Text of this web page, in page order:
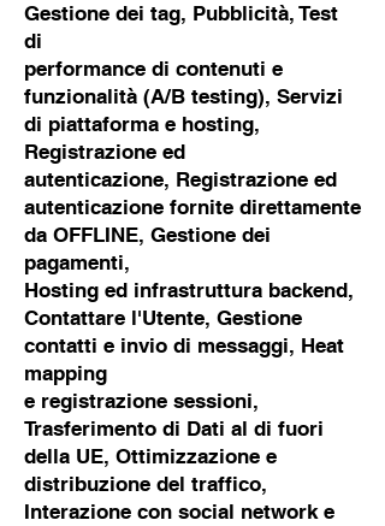
Gestione dei tag, Pubblicità, Test
di
performance di contenuti e
funzionalità (A/B testing), Servizi
di piattaforma e hosting,
Registrazione ed
autenticazione, Registrazione ed
autenticazione fornite direttamente
da OFFLINE, Gestione dei
pagamenti,
Hosting ed infrastruttura backend,
Contattare l'Utente, Gestione
contatti e invio di messaggi, Heat
mapping
e registrazione sessioni,
Trasferimento di Dati al di fuori
della UE, Ottimizzazione e
distribuzione del traffico,
Interazione con social network e